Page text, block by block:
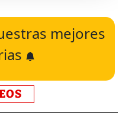
mejores